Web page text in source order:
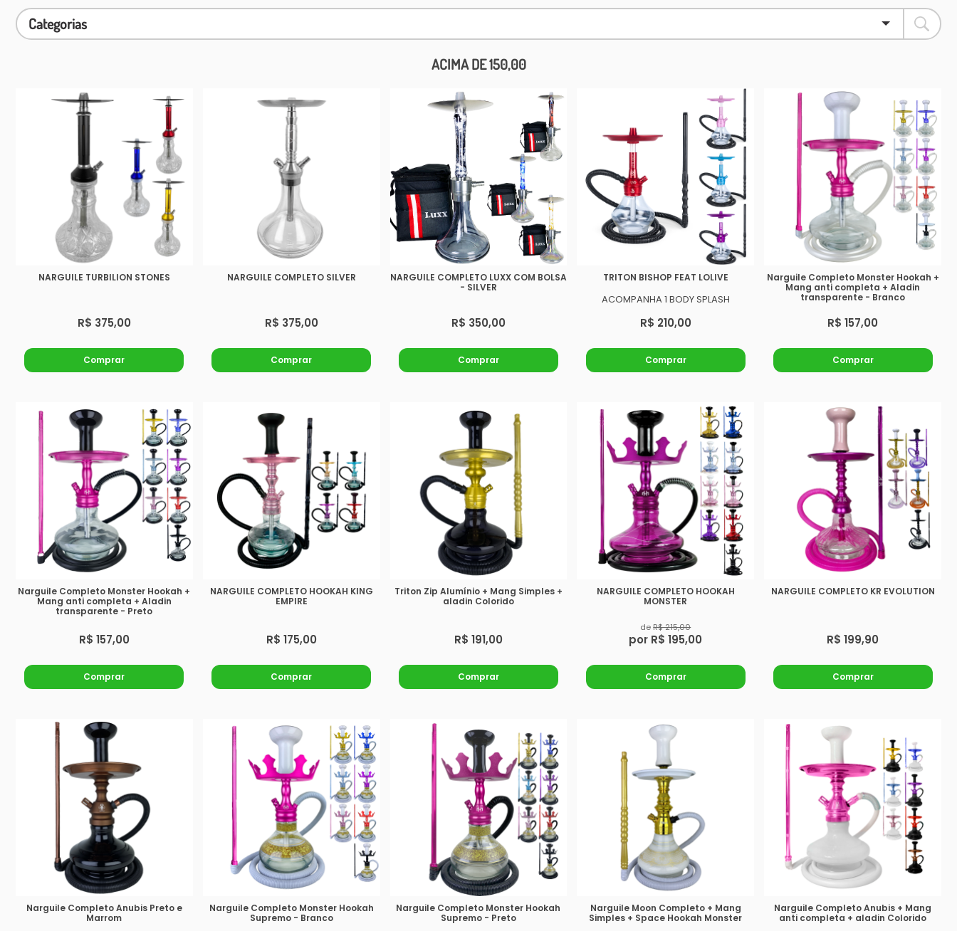
Categorias
ACIMA DE 150,00
NARGUILE TURBILION STONES
R$ 375,00
Comprar
NARGUILE COMPLETO SILVER
R$ 375,00
Comprar
NARGUILE COMPLETO LUXX COM BOLSA
- SILVER
R$ 350,00
Comprar
TRITON BISHOP FEAT LOLIVE
ACOMPANHA 1 BODY SPLASH
R$ 210,00
Comprar
Narguile Completo Monster Hookah +
Mang anti completa + Aladin
transparente - Branco
R$ 157,00
Comprar
Narguile Completo Monster Hookah +
Mang anti completa + Aladin
transparente - Preto
R$ 157,00
Comprar
NARGUILE COMPLETO HOOKAH KING
EMPIRE
R$ 175,00
Comprar
Triton Zip Alumínio + Mang Simples +
aladin Colorido
R$ 191,00
Comprar
NARGUILE COMPLETO HOOKAH
MONSTER
deR$ 215,00
por R$ 195,00
Comprar
NARGUILE COMPLETO KR EVOLUTION
R$ 199,90
Comprar
Narguile Completo Anubis Preto e
Marrom
Narguile Completo Monster Hookah
Supremo - Branco
Narguile Completo Monster Hookah
Supremo - Preto
Narguile Moon Completo + Mang
Simples + Space Hookah Monster
Narguile Completo Anubis + Mang
anti completa + aladin Colorido